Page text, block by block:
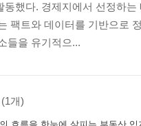
동했다. 경제지에서 선정하
팩트와 데이터를 기반으로
들을 유기적으...
(1개)